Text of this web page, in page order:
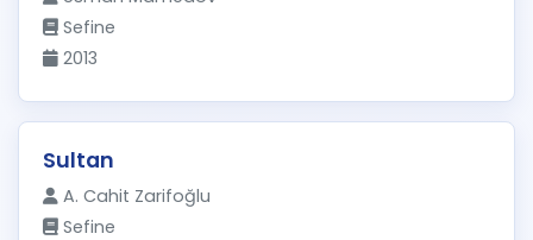
Sefine
2013
Sultan
A. Cahit Zarifoğlu
Sefine